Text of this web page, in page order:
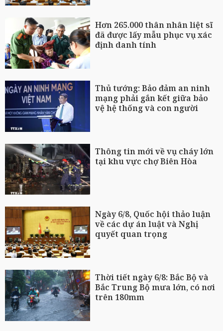
Hơn 265.000 thân nhân liệt sĩ
đã được lấy mẫu phục vụ xác
định danh tính
Thủ tướng: Bảo đảm an ninh
mạng phải gắn kết giữa bảo
vệ hệ thống và con người
Thông tin mới về vụ cháy lớn
tại khu vực chợ Biên Hòa
Ngày 6/8, Quốc hội thảo luận
về các dự án luật và Nghị
quyết quan trọng
Thời tiết ngày 6/8: Bắc Bộ và
Bắc Trung Bộ mưa lớn, có nơi
trên 180mm